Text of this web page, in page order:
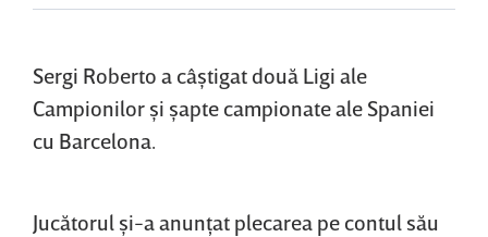
Sergi Roberto a câştigat două Ligi ale
Campionilor şi şapte campionate ale Spaniei
cu Barcelona.
Jucătorul şi-a anunţat plecarea pe contul său